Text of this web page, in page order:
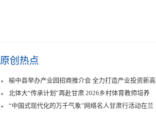
原创热点
榆中县举办产业园招商推介会 全力打造产业投资新高
北体大“传承计划”再赴甘肃 2026乡村体育教师培养
“中国式现代化的万千气象”网络名人甘肃行活动在兰